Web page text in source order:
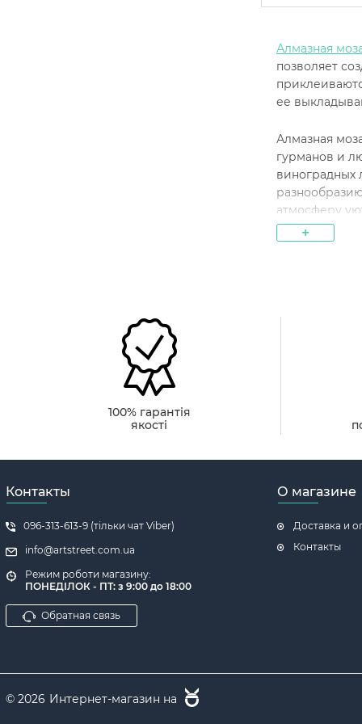
Алмазная
позволяет
ее
Алмазная
гурманов и
виноградных
атмосферу
Для
которые
вкуса,
Кроме того,
гостиной.
Алмазная
вам
+
100% гарантія
якості
Контакты
096-313-613-9 (тільки чат Viber)
info@artstreet.com.ua
Режим роботи магазину:
ПОНЕДІЛОК - ПТ: з 9:00 до 18:00
Обратная связь
О магазине
Доставка и
Контакты
© 2026 Интернет-магазин на